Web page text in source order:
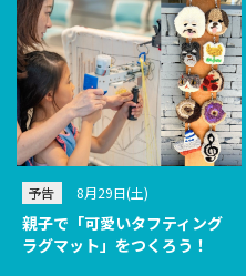
予告 8月29日(土)
親子で「可愛いタフティング
ラグマット」をつくろう！